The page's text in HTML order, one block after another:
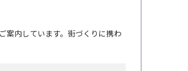
案内しています。街づくりに携わ